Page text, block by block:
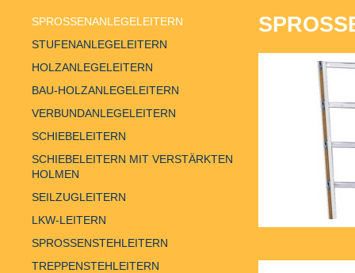
SPROSSENANLEGELEITERN
STUFENANLEGELEITERN
HOLZANLEGELEITERN
BAU-HOLZANLEGELEITERN
VERBUNDANLEGELEITERN
SCHIEBELEITERN
SCHIEBELEITERN MIT VERSTÄRKTEN
HOLMEN
SEILZUGLEITERN
LKW-LEITERN
SPROSSENSTEHLEITERN
TREPPENSTEHLEITERN